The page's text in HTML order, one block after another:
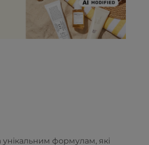
формулам, які